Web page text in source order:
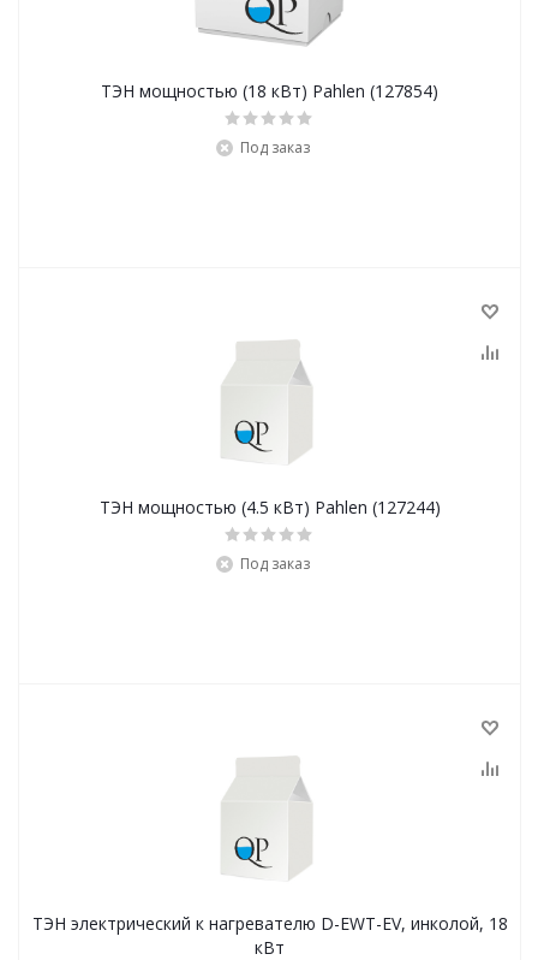
ТЭН мощностью (18 кВт) Pahlen (127854)
Под заказ
ТЭН мощностью (4.5 кВт) Pahlen (127244)
Под заказ
ТЭН электрический к нагревателю D-EWT-EV, инколой, 18
кВт